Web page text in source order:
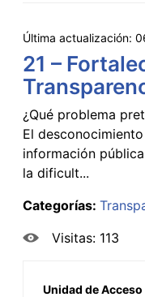
Última actualización:
21 –
¿Qué problema
El
información
la dificult...
Categorías:
Visitas: 113
Unidad de